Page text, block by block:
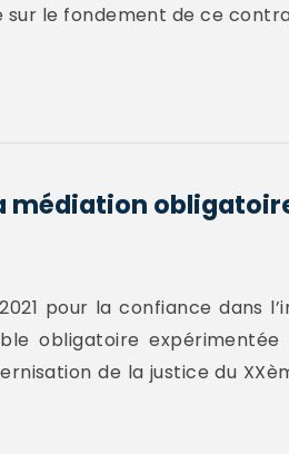
sur le fondement de ce
médiation
pour la confiance dans
obligatoire
de la justice du